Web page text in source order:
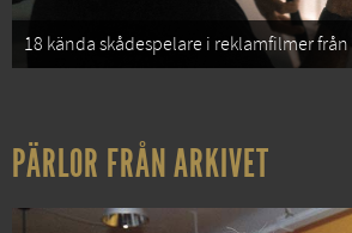
18 kända skådespelare i reklamfilmer
PÄRLOR FRÅN ARKIVET